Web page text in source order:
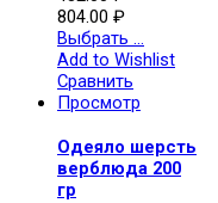
804.00 ₽
Выбрать ...
Add to Wishlist
Сравнить
Просмотр
Одеяло шерсть
верблюда 200
гр